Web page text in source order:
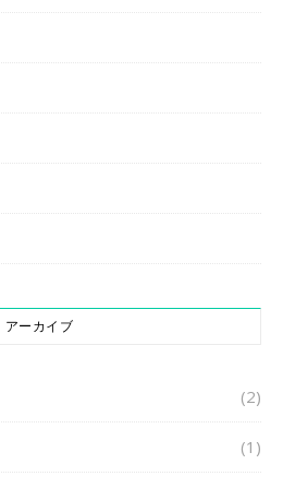
アーカイブ
(2)
(1)